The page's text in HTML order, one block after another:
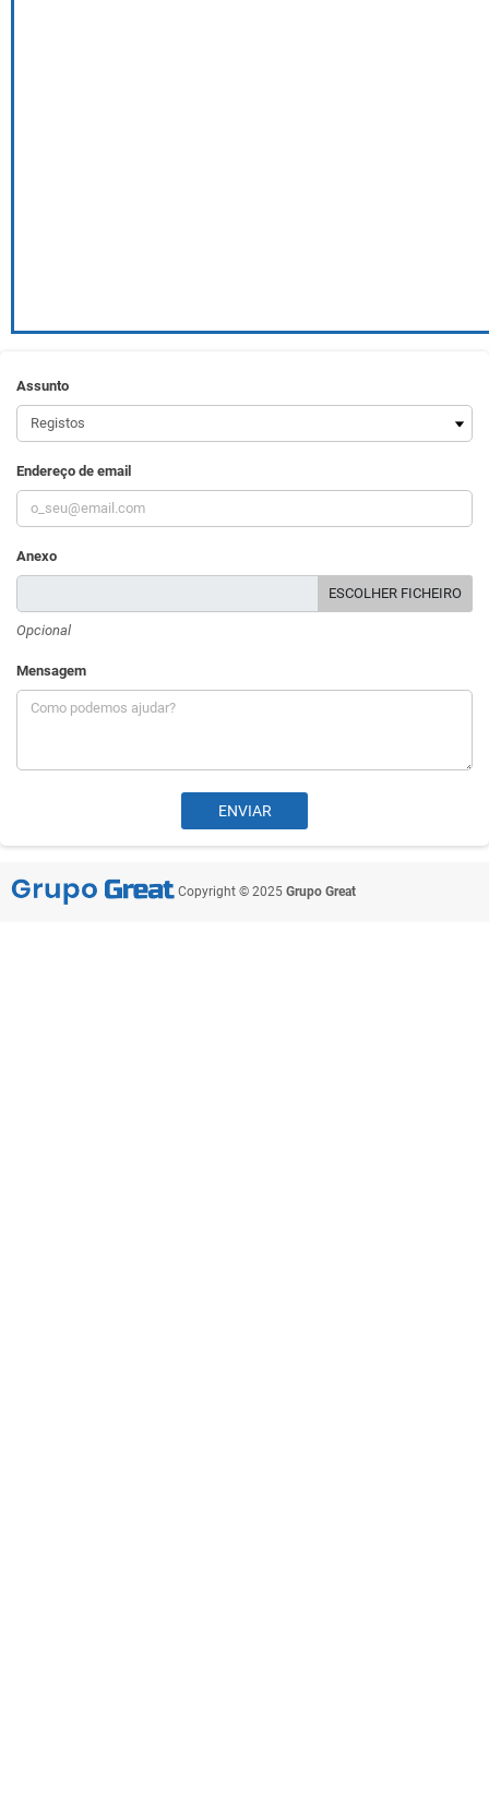
Assunto
Endereço de email
Anexo
ESCOLHER FICHEIRO
Opcional
Mensagem
Copyright © 2025 Grupo Great